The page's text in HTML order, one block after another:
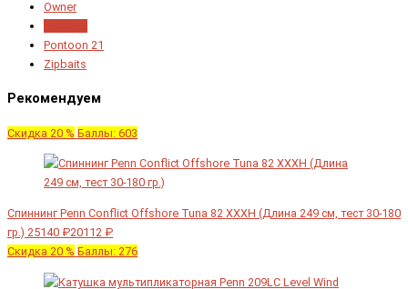
Owner
Pontoon 21
Zipbaits
Рекомендуем
Скидка 20 % Баллы: 603
Спиннинг Penn Conflict Offshore Tuna 82 XXXH (Длина 249 см, тест 30-180
гр.) 25140 ₽20112 ₽
Скидка 20 % Баллы: 276